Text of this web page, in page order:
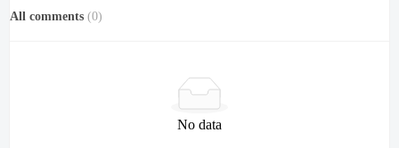
All comments (0)
No data